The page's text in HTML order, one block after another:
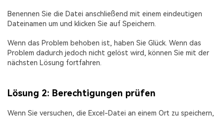
Benennen Sie die Datei anschließend mit einem eindeutigen
Dateinamen um und klicken Sie auf Speichern.
Wenn das Problem behoben ist, haben Sie Glück. Wenn das
Problem dadurch jedoch nicht gelöst wird, können Sie mit der
nächsten Lösung fortfahren.
Lösung 2: Berechtigungen prüfen
Wenn Sie versuchen, die Excel-Datei an einem Ort zu speichern,